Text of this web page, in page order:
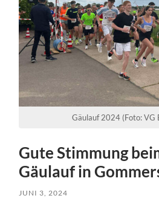
Gäulauf 2024 (Foto: VG
Gute Stimmung
Gäulauf in
JUNI 3, 2024